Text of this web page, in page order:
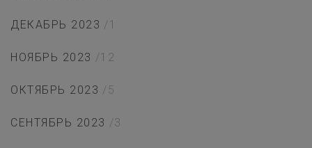
ДЕКАБРЬ 2023 /1
НОЯБРЬ 2023 /12
ОКТЯБРЬ 2023 /5
СЕНТЯБРЬ 2023 /3